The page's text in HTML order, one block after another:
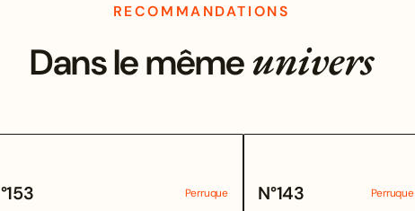
RECOMMANDATIONS
Dans le mêmeunivers
153 Perruque N°143 Perruque